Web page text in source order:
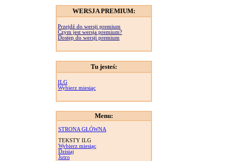
WERSJA PREMIUM:
Przejdź do wersji premium
Czym jest wersja premium?
Dostęp do wersji premium
Tu jesteś:
ILG
Wybierz miesiąc
Menu:
STRONA GŁÓWNA
TEKSTY ILG
Wybierz miesiąc
Dzisiaj
Jutro